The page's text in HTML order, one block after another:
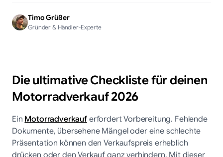
Timo Grüßer
Gründer & Händler-Experte
Die ultimative Checkliste für deinen
Motorradverkauf 2026
EinMotorradverkauferfordert Vorbereitung. Fehlende
Dokumente, übersehene Mängel oder eine schlechte
Präsentation können den Verkaufspreis erheblich